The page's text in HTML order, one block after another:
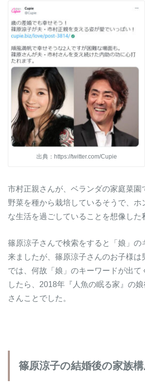
出典：https://twitter.com/Cupie
市村正親さんが、ベランダの家庭菜園
野菜を種から栽培しているそうで、ホ
な生活を過ごしていることを想像した
篠原涼子さんで検索をすると「娘」の
来ましたが、篠原涼子さんのお子様は
では、何故「娘」のキーワードが出て
したら、2018年『人魚の眠る家』の
さんことでした。
篠原涼子の結婚後の家族